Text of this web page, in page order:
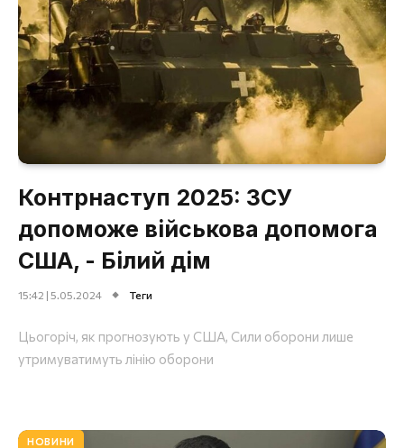
Контрнаступ 2025: ЗСУ
допоможе військова допомога
США, - Білий дім
15:42 | 5.05.2024 Теги
Цьогоріч, як прогнозують у США, Сили оборони лише
утримуватимуть лінію оборони
НОВИНИ